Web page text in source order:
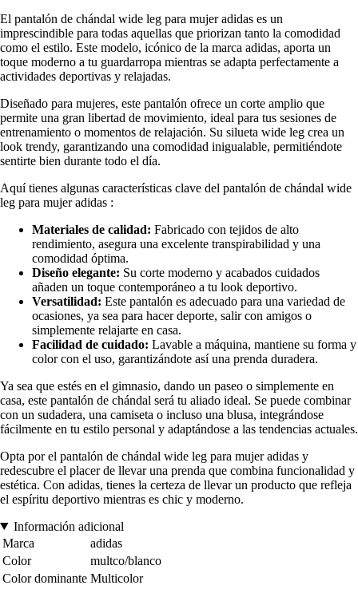
El pantalón de chándal wide leg para mujer adidas es un
imprescindible para todas aquellas que priorizan tanto la comodidad
como el estilo. Este modelo, icónico de la marca adidas, aporta un
toque moderno a tu guardarropa mientras se adapta perfectamente a
actividades deportivas y relajadas.
Diseñado para mujeres, este pantalón ofrece un corte amplio que
permite una gran libertad de movimiento, ideal para tus sesiones de
entrenamiento o momentos de relajación. Su silueta wide leg crea un
look trendy, garantizando una comodidad inigualable, permitiéndote
sentirte bien durante todo el día.
Aquí tienes algunas características clave del pantalón de chándal wide
leg para mujer adidas :
Materiales de calidad: Fabricado con tejidos de alto
rendimiento, asegura una excelente transpirabilidad y una
comodidad óptima.
Diseño elegante: Su corte moderno y acabados cuidados
añaden un toque contemporáneo a tu look deportivo.
Versatilidad: Este pantalón es adecuado para una variedad de
ocasiones, ya sea para hacer deporte, salir con amigos o
simplemente relajarte en casa.
Facilidad de cuidado: Lavable a máquina, mantiene su forma y
color con el uso, garantizándote así una prenda duradera.
Ya sea que estés en el gimnasio, dando un paseo o simplemente en
casa, este pantalón de chándal será tu aliado ideal. Se puede combinar
con un sudadera, una camiseta o incluso una blusa, integrándose
fácilmente en tu estilo personal y adaptándose a las tendencias actuales.
Opta por el pantalón de chándal wide leg para mujer adidas y
redescubre el placer de llevar una prenda que combina funcionalidad y
estética. Con adidas, tienes la certeza de llevar un producto que refleja
el espíritu deportivo mientras es chic y moderno.
Información adicional
Marca
adidas
Color
multco/blanco
Color dominante Multicolor